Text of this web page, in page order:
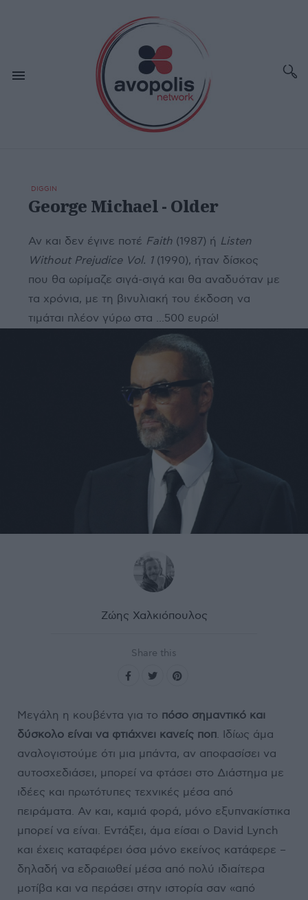
DIGGIN
George Michael - Older
Αν και δεν έγινε ποτέ Faith (1987) ή Listen
Without Prejudice Vol. 1(1990), ήταν δίσκος
που θα ωρίμαζε σιγά-σιγά και θα αναδυόταν με
τα χρόνια, με τη βινυλιακή του έκδοση να
τιμάται πλέον γύρω στα ...500 ευρώ!
Ζώης Χαλκιόπουλος
Share this
Μεγάλη η κουβέντα για το πόσο σημαντικό και
δύσκολο είναι να φτιάχνει κανείς ποπ. Ιδίως άμα
αναλογιστούμε ότι μια μπάντα, αν αποφασίσει να
αυτοσχεδιάσει, μπορεί να φτάσει στο Διάστημα με
ιδέες και πρωτότυπες τεχνικές μέσα από
πειράματα. Αν και, καμιά φορά, μόνο εξυπνακίστικα
μπορεί να είναι. Εντάξει, άμα είσαι ο David Lynch
και έχεις καταφέρει όσα μόνο εκείνος κατάφερε –
δηλαδή να εδραιωθεί μέσα από πολύ ιδιαίτερα
μοτίβα και να περάσει στην ιστορία σαν «από